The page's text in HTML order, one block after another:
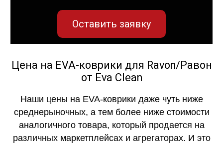
Оставить заявку
Цена на EVA-коврики для Ravon/Равон
от Eva Clean
Наши цены на EVA-коврики даже чуть ниже
среднерыночных, а тем более ниже стоимости
аналогичного товара, который продается на
различных маркетплейсах и агрегаторах. И это